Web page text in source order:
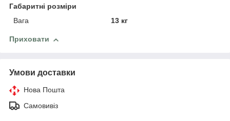
Габаритні розміри
Вага
13 кг
Приховати
Умови доставки
Нова Пошта
Самовивіз